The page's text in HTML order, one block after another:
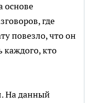
основе
где
повезло, что он
каждого, кто
На данный